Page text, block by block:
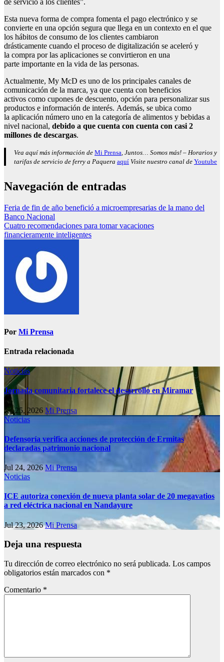
de servicio a los clientes”.
Esta nueva forma de compra fomenta el pago electrónico y se
convierte en una opción segura que llega en un contexto en el que
los hábitos de consumo de los clientes cambiaron
drásticamente cuando el proceso de digitalización se aceleró y
la compra por las aplicaciones se convirtieron en una
parte importante en la vida de las personas.
Actualmente, My McD es uno de los principales canales de
comunicación de la marca, ya que cuenta con beneficios
activos como cupones de descuento, opción para personalizar sus
productos e información de interés. Además, se ubica como
la aplicación número uno en la categoría de alimentos y bebidas a
nivel nacional, debido a que cuenta con cuenta con casi 2
millones de descargas.
Vea aquí más información de Mi Prensa, Juntos… Somos más! – Horarios y
tarifas de servicio de ferry a Paquera aquí Visite nuestro canal de Youtube
Navegación de entradas
Feria de fin de año benefició a microempresarias de la mano del
Banco Nacional
Cuatro recomendaciones para tomar vacaciones
financieramente inteligentes
Por Mi Prensa
Entrada relacionada
Noticias
Jornada comunitaria fortalece el desarrollo en Miramar
Jul 25, 2026 Mi Prensa
Noticias
Defensoría verifica acciones de protección de Ermitas
declaradas patrimonio nacional
Jul 24, 2026Mi Prensa
Noticias
ICE autoriza conexión de nueva planta solar de 20 megavatios
a red eléctrica nacional en Nandayure
Jul 23, 2026Mi Prensa
Deja una respuesta
Tu dirección de correo electrónico no será publicada. Los campos
obligatorios están marcados con *
Comentario *